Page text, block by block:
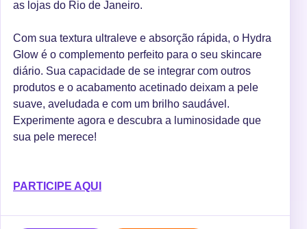
as lojas do Rio de Janeiro.
Com sua textura ultraleve e absorção rápida, o Hydra
Glow é o complemento perfeito para o seu skincare
diário. Sua capacidade de se integrar com outros
produtos e o acabamento acetinado deixam a pele
suave, aveludada e com um brilho saudável.
Experimente agora e descubra a luminosidade que
sua pele merece!
PARTICIPE AQUI